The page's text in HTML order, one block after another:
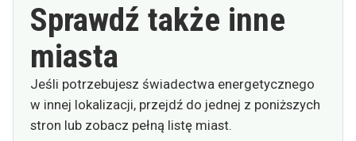
Sprawdź także inne
miasta
Jeśli potrzebujesz świadectwa energetycznego
w innej lokalizacji, przejdź do jednej z poniższych
stron lub zobacz pełną listę miast.